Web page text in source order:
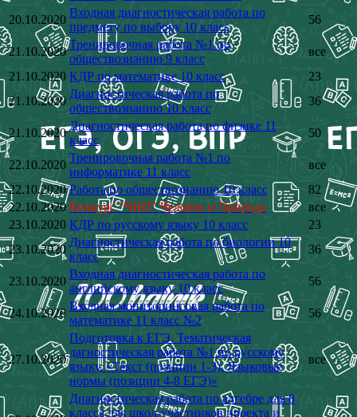
20.10.2020
Входная диагностическая работа по
предмету по выбору 10 класс
56
21.10.2020
Тренировочная работа №1 по
обществознанию 9 класс
все
21.10.2020 КДР по математике 10 класс
23
21.10.2020
Диагностическая работа по
обществознанию 10 класс
36
21.10.2020
Диагностическая работа по физике 11
класс
50
22.10.2020
Тренировочная работа №1 по
информатике 11 класс
все
22.10.2020 Работа по обществознанию 10 класс
82
22.10.2020 Конкурс "ЧИП" Человек и Природа
все
23.10.2020 КДР по русскому языку 10 класс
23
23.10.2020
Диагностическая работа по биологии 10
класс
36
23.10.2020
Входная диагностическая работа по
английскому языку 10 класс
56
24.10.2020
Входная мониторинговая работа по
математике 11 класс №2
56
27.10.2020
Подготовка к ЕГЭ. Тематическая
дагностическая работа №1 по русскому
языку. «Текст (позиции 1-3). Языковые
нормы (позиции 4-8 ЕГЭ)»
все
Диагностическая работа по алгебре для 8
класса для школ-участников проекта и